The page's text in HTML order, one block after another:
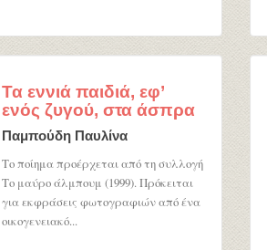
Τα εννιά παιδιά, εφ’
ενός ζυγού, στα άσπρα
Παμπούδη Παυλίνα
Το ποίημα προέρχεται από τη συλλογή
Το μαύρο άλμπουμ (1999). Πρόκειται
για εκφράσεις φωτογραφιών από ένα
οικογενειακό...